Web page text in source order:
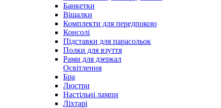
Банкетки
Вішалки
Комплекти для передпокою
Консолі
Підставки для парасольок
Полки для взуття
Рами для дзеркал
Освітлення
Бра
Люстри
Настільні лампи
Ліхтарі